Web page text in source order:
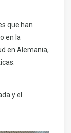
que han
en la
en Alemania,
y el